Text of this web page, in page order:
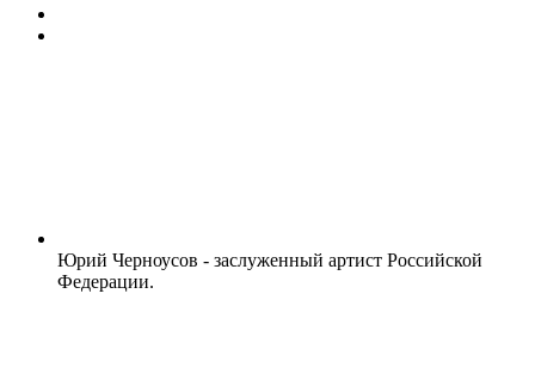
Юрий Черноусов - заслуженный артист Российской
Федерации.